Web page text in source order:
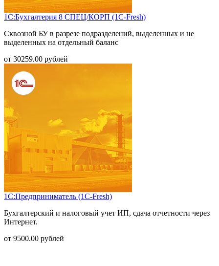
1С:Бухгалтерия 8 СПЕЦ/КОРП (1С-Fresh)
Сквозной БУ в разрезе подразделений, выделенных и не
выделенных на отдельный баланс
от 30259.00 рублей
1С:Предприниматель (1С-Fresh)
Бухгалтерский и налоговый учет ИП, сдача отчетности через
Интернет.
от 9500.00 рублей